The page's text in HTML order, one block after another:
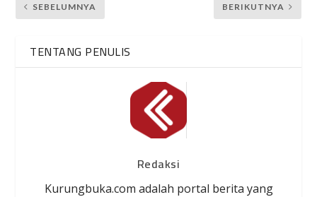
SEBELUMNYA BERIKUTNYA
TENTANG PENULIS
Redaksi
Kurungbuka.com adalah portal berita yang